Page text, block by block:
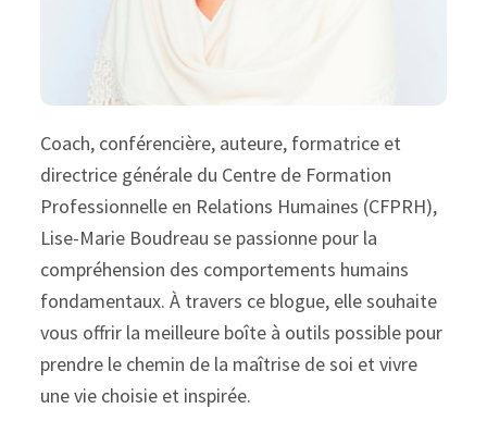
Coach, conférencière, auteure, formatrice et
directrice générale du Centre de Formation
Professionnelle en Relations Humaines (CFPRH),
Lise-Marie Boudreau se passionne pour la
compréhension des comportements humains
fondamentaux. À travers ce blogue, elle souhaite
vous offrir la meilleure boîte à outils possible pour
prendre le chemin de la maîtrise de soi et vivre
une vie choisie et inspirée.